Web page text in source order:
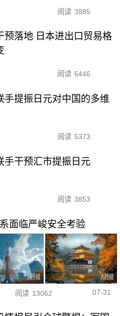
阅读 3885
预落地 日本进出口贸易格
阅读 6446
手提振日元对中国的多维
阅读 5373
手干预汇市提振日元
阅读 3853
面临严峻安全考验
阅读 13062 07-31